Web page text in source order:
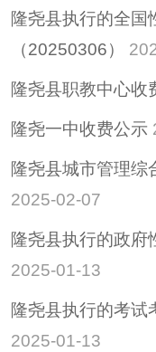
隆尧县执行的全国
（20250306）
隆尧县职教中心收
隆尧一中收费公示
隆尧县城市管理综
2025-02-07
隆尧县执行的政府
2025-01-13
隆尧县执行的考试
2025-01-13